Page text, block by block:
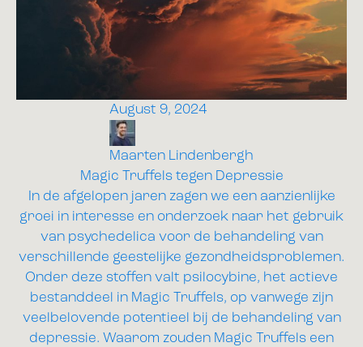
August 9, 2024
Maarten Lindenbergh
Magic Truffels tegen Depressie
In de afgelopen jaren zagen we een aanzienlijke
groei in interesse en onderzoek naar het gebruik
van psychedelica voor de behandeling van
verschillende geestelijke gezondheidsproblemen.
Onder deze stoffen valt psilocybine, het actieve
bestanddeel in Magic Truffels, op vanwege zijn
veelbelovende potentieel bij de behandeling van
depressie. Waarom zouden Magic Truffels een